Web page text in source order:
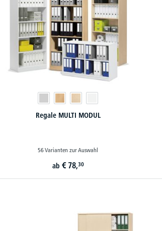
Regale MULTI MODUL
56 Varianten zur Auswahl
ab € 78,30